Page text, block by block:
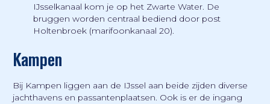
IJsselkanaal kom je op het Zwarte Water. De
bruggen worden centraal bediend door post
Holtenbroek (marifoonkanaal 20).
Kampen
Bij Kampen liggen aan de IJssel aan beide zijden diverse
jachthavens en passantenplaatsen. Ook is er de ingang